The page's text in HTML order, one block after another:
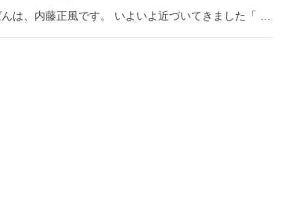
は、内藤正風です。 いよいよ近づいてきました「 …